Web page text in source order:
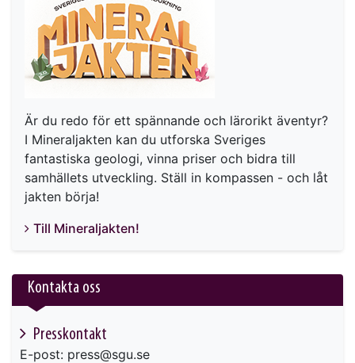
Är du redo för ett spännande och lärorikt äventyr?
I Mineraljakten kan du utforska Sveriges
fantastiska geologi, vinna priser och bidra till
samhällets utveckling. Ställ in kompassen - och låt
jakten börja!
Till Mineraljakten!
Kontakta oss
Presskontakt
E-post: press@sgu.se